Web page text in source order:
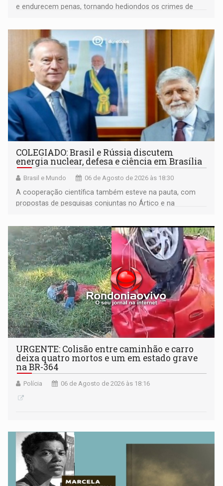
e endurecem penas, tornando hediondos os crimes de
COLEGIADO: Brasil e Rússia discutem
energia nuclear, defesa e ciência em Brasília
Brasil e Mundo 06 de Agosto de 2026 às 18:30
A cooperação científica também esteve na pauta, com
propostas de pesquisas conjuntas no Ártico e na
URGENTE: Colisão entre caminhão e carro
deixa quatro mortos e um em estado grave
na BR-364
Polícia 06 de Agosto de 2026 às 18:16